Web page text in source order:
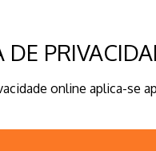
DE
online aplica-se